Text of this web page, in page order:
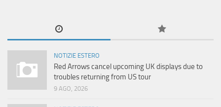
NOTIZIE ESTERO
Red Arrows cancel upcoming UK displays due to
troubles returning from US tour
9 AGO, 2026